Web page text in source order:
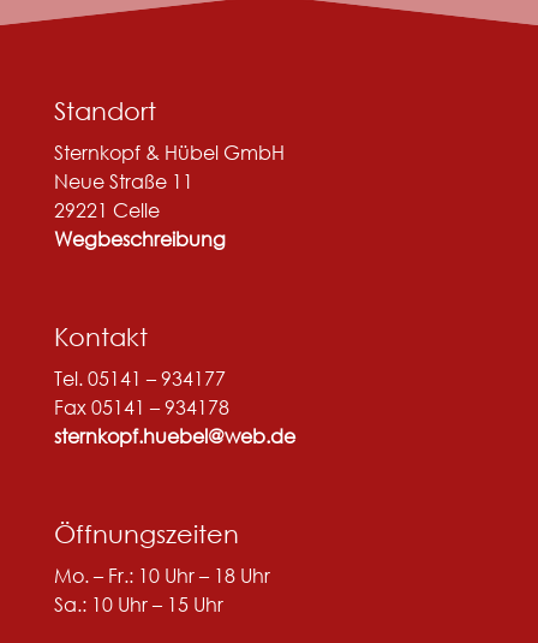
Standort
Sternkopf & Hübel GmbH
Neue Straße 11
29221 Celle
Wegbeschreibung
Kontakt
Tel. 05141 – 934177
Fax 05141 – 934178
sternkopf.huebel@web.de
Öffnungszeiten
Mo. – Fr.: 10 Uhr – 18 Uhr
Sa.: 10 Uhr – 15 Uhr